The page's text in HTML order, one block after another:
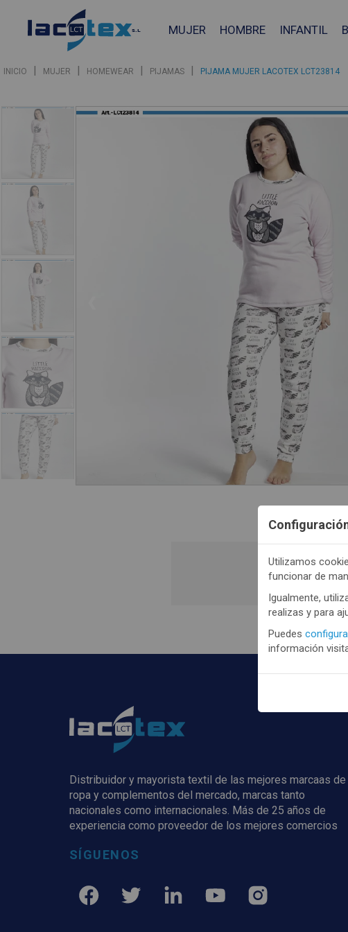
MUJER HOMBRE INFANTIL
INICIO | MUJER | HOMEWEAR | PIJAMAS | PIJAMA MUJER LACOTEX LCT23814
Registrate
Distribuidor y mayorista textil de las mejores marcaas de
ropa y complementos del mercado, marcas tanto
nacionales como internacionales. Más de 25 años de
experiencia como proveedor de los mejores comercios
SÍGUENOS
Utilizamos
funcionar de
Igualmente,
realizas y para
Puedes
información